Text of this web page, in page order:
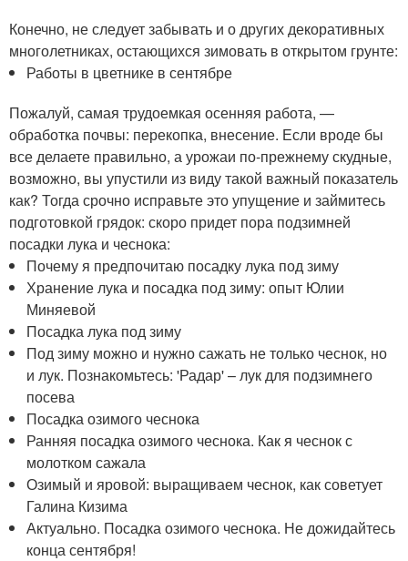
Конечно, не следует забывать и о других декоративных
многолетниках, остающихся зимовать в открытом грунте:
Работы в цветнике в сентябре
Пожалуй, самая трудоемкая осенняя работа, —
обработка почвы: перекопка, внесение. Если вроде бы
все делаете правильно, а урожаи по-прежнему скудные,
возможно, вы упустили из виду такой важный показатель
как? Тогда срочно исправьте это упущение и займитесь
подготовкой грядок: скоро придет пора подзимней
посадки лука и чеснока:
Почему я предпочитаю посадку лука под зиму
Хранение лука и посадка под зиму: опыт Юлии
Миняевой
Посадка лука под зиму
Под зиму можно и нужно сажать не только чеснок, но
и лук. Познакомьтесь: 'Радар' – лук для подзимнего
посева
Посадка озимого чеснока
Ранняя посадка озимого чеснока. Как я чеснок с
молотком сажала
Озимый и яровой: выращиваем чеснок, как советует
Галина Кизима
Актуально. Посадка озимого чеснока. Не дожидайтесь
конца сентября!